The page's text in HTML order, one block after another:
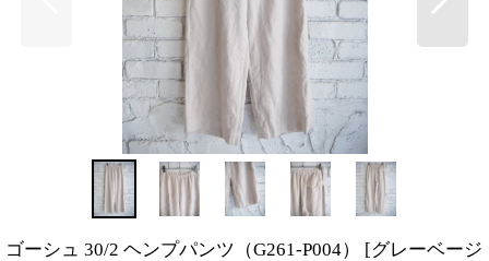
ゴーシュ 30/2 ヘンプパンツ（G261-P004） [グレーベージ